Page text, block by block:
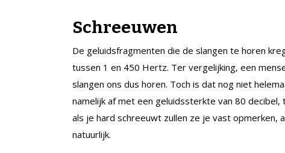
Schreeuwen
De geluidsfragmenten die de slangen te horen
tussen 1 en 450 Hertz. Ter vergelijking, een
slangen ons dus horen. Toch is dat nog niet
namelijk af met een geluidssterkte van 80
als je hard schreeuwt zullen ze je vast opmerken,
natuurlijk.